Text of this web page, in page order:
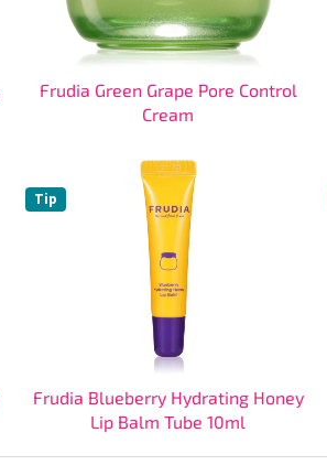
Frudia Green Grape Pore Control
Cream
Tip
Frudia Blueberry Hydrating Honey
Lip Balm Tube 10ml